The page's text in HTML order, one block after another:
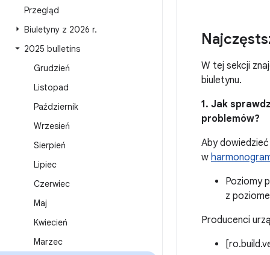
Przegląd
Biuletyny z 2026 r.
2025 bulletins
Grudzień
Listopad
Październik
Wrzesień
Sierpień
Lipiec
Czerwiec
Maj
Kwiecień
Marzec
W tej sekcji
biuletynu.
1. Jak
problemów?
Aby
w
Poziomy
z
Producenci